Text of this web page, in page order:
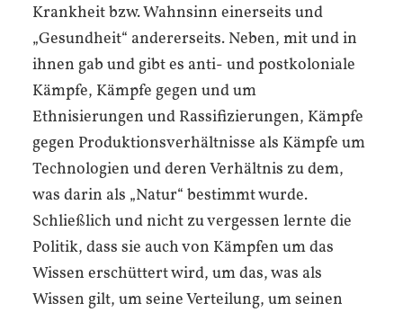
Krankheit bzw. Wahnsinn einerseits und
„Gesundheit“ andererseits. Neben, mit und in
ihnen gab und gibt es anti- und postkoloniale
Kämpfe, Kämpfe gegen und um
Ethnisierungen und Rassifizierungen, Kämpfe
gegen Produktionsverhältnisse als Kämpfe um
Technologien und deren Verhältnis zu dem,
was darin als „Natur“ bestimmt wurde.
Schließlich und nicht zu vergessen lernte die
Politik, dass sie auch von Kämpfen um das
Wissen erschüttert wird, um das, was als
Wissen gilt, um seine Verteilung, um seinen